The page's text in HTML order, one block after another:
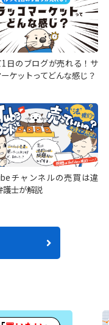
1日のブログが売れる！サ
ケットってどんな感じ？
チャンネルの売買は違
護士が解説